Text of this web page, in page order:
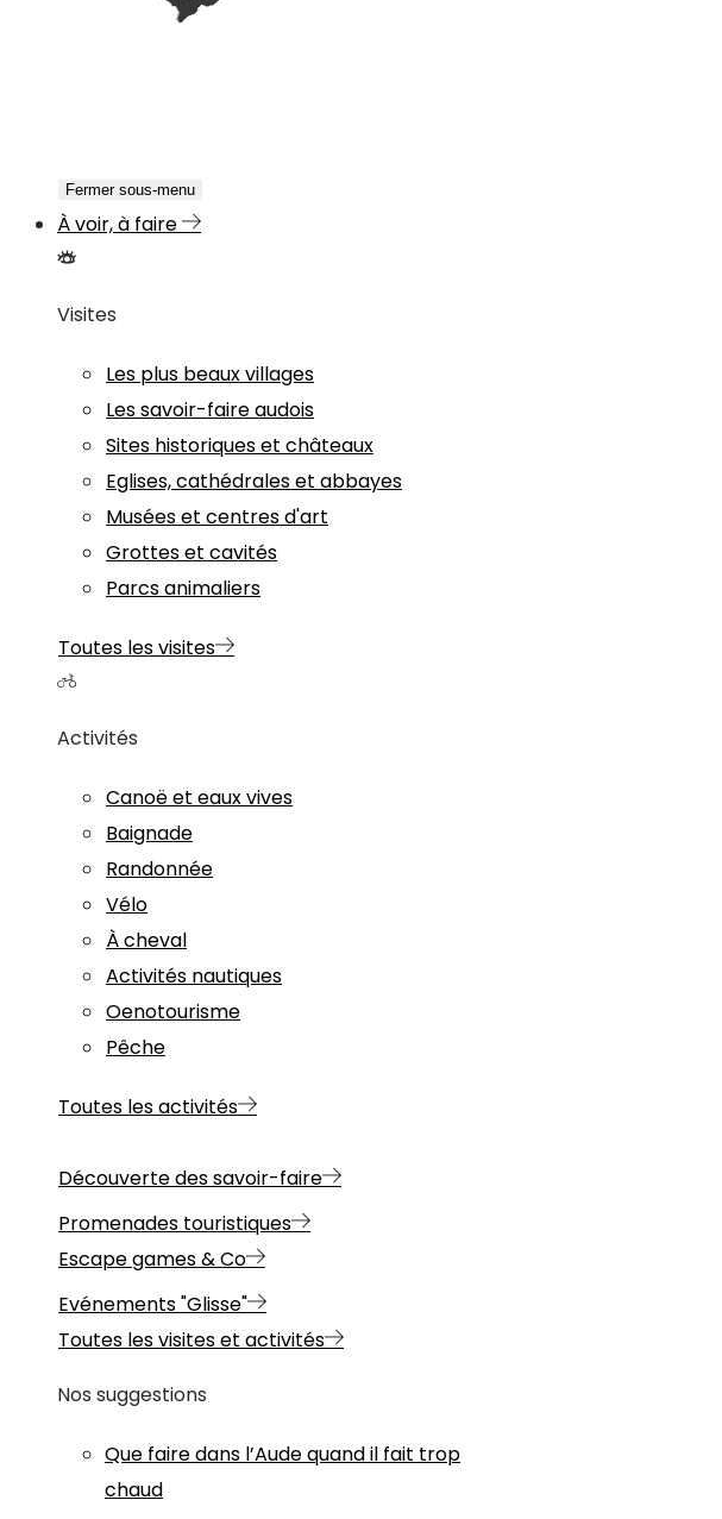
Fermer sous-menu
À voir, à faire
Visites
Les plus beaux villages
Les savoir-faire audois
Sites historiques et châteaux
Eglises, cathédrales et abbayes
Musées et centres d'art
Grottes et cavités
Parcs animaliers
Toutes les visites
Activités
Canoë et eaux vives
Baignade
Randonnée
Vélo
À cheval
Activités nautiques
Oenotourisme
Pêche
Toutes les activités
Découverte des savoir-faire
Promenades touristiques
Escape games & Co
Evénements "Glisse"
Toutes les visites et activités
Nos suggestions
Que faire dans l’Aude quand il fait trop
chaud